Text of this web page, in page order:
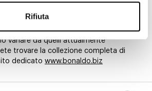
Rifiuta
e finiture sono puramente
variare da quelli attualmente
trovare la collezione completa di
dedicato www.bonaldo.biz